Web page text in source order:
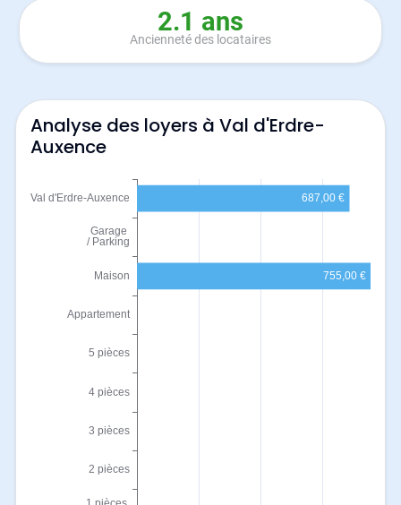
2.1 ans
Ancienneté des locataires
Analyse des loyers à Val d'Erdre-
Auxence